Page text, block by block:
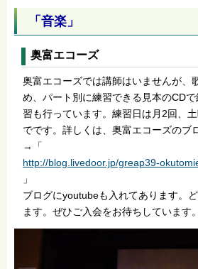
「音楽」
奥富エコーズ
奥富エコーズでは講師はいませんが、
め、パート別に練習できる見本のCD
習も行っています。練習日は月2回、
でです。詳しくは、奥富エコーズのブ
→「
http://blog.livedoor.jp/greap39-
」
ブログにyoutubeも入れてあります。
ます。ぜひご入会をお待ちしています。